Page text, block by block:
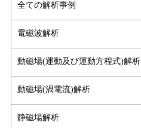
全ての解析事例
電磁波解析
動磁場(運動及び運動方程式)解析
動磁場(渦電流)解析
静磁場解析